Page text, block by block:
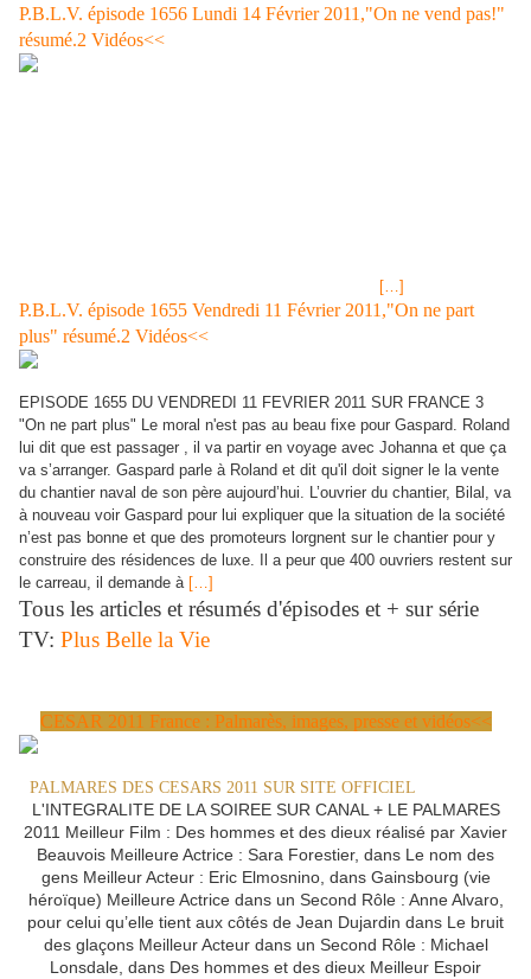
P.B.L.V. épisode 1656 Lundi 14 Février 2011,"On ne vend pas!"
résumé.2 Vidéos<<
[…]
P.B.L.V. épisode 1655 Vendredi 11 Février 2011,"On ne part
plus" résumé.2 Vidéos<<
EPISODE 1655 DU VENDREDI 11 FEVRIER 2011 SUR FRANCE 3
"On ne part plus" Le moral n'est pas au beau fixe pour Gaspard. Roland
lui dit que est passager , il va partir en voyage avec Johanna et que ça
va s’arranger. Gaspard parle à Roland et dit qu'il doit signer le la vente
du chantier naval de son père aujourd’hui. L’ouvrier du chantier, Bilal, va
à nouveau voir Gaspard pour lui expliquer que la situation de la société
n’est pas bonne et que des promoteurs lorgnent sur le chantier pour y
construire des résidences de luxe. Il a peur que 400 ouvriers restent sur
le carreau, il demande à […]
Tous les articles et résumés d'épisodes et + sur série
TV: Plus Belle la Vie
CESAR 2011 France : Palmarès, images, presse et vidéos<<
PALMARES DES CESARS 2011 SUR SITE OFFICIEL
L'INTEGRALITE DE LA SOIREE SUR CANAL + LE PALMARES
2011 Meilleur Film : Des hommes et des dieux réalisé par Xavier
Beauvois Meilleure Actrice : Sara Forestier, dans Le nom des
gens Meilleur Acteur : Eric Elmosnino, dans Gainsbourg (vie
héroïque) Meilleure Actrice dans un Second Rôle : Anne Alvaro,
pour celui qu’elle tient aux côtés de Jean Dujardin dans Le bruit
des glaçons Meilleur Acteur dans un Second Rôle : Michael
Lonsdale, dans Des hommes et des dieux Meilleur Espoir